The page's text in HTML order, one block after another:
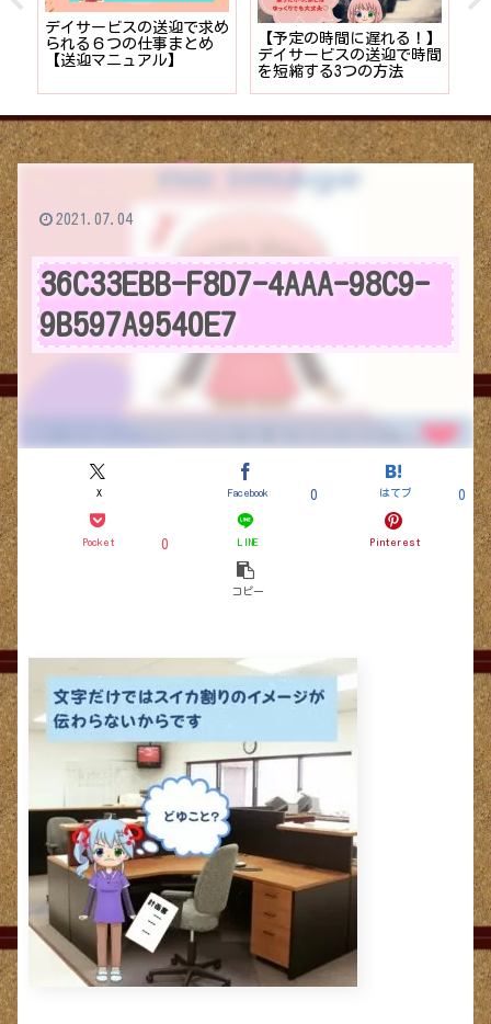
デイサービスの送迎で求め
られる６つの仕事まとめ
【送迎マニュアル】
【予定の時間に遅れる！】
デイサービスの送迎で時間
を短縮する3つの方法
36C33EBB-F8D7-4AAA-98C9-
9B597A9540E7
X Facebook 0 はてブ 0
Pocket 0 LINE Pinterest
コピー
2021.07.04